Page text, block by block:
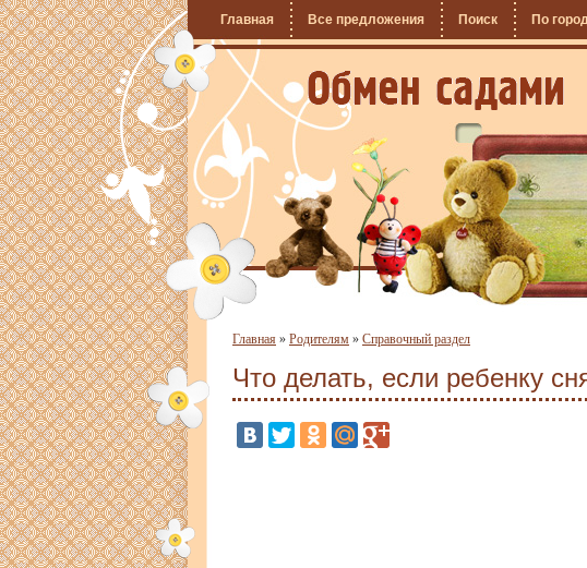
Главная Все предложения Поиск По
Главная » Родителям » Справочный раздел
Что делать, если ребенку